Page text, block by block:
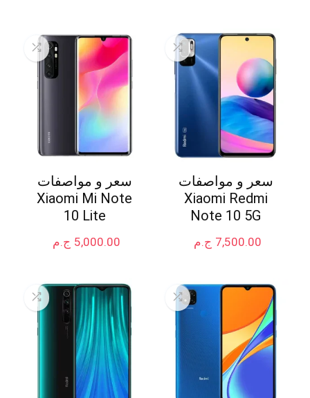
سعر و مواصفات
Xiaomi Redmi
Note 10 5G
ج.م 7,500.00
سعر و مواصفات
Xiaomi Mi Note
10 Lite
ج.م 5,000.00